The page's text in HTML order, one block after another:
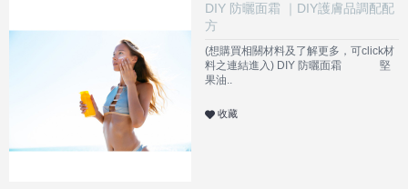
DIY 防曬面霜 ｜DIY護膚品調配配
方
(想購買相關材料及了解更多，可click材
料之連結進入) DIY 防曬面霜 堅
果油..
收藏